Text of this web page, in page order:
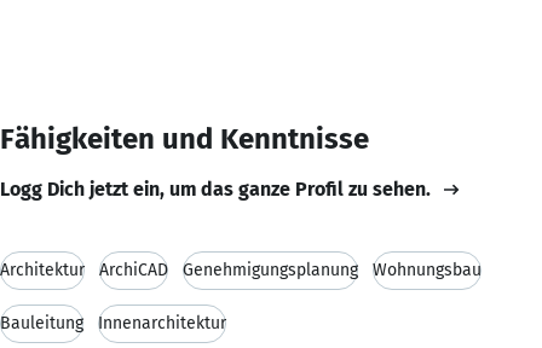
Fähigkeiten und Kenntnisse
Logg Dich jetzt ein, um das ganze Profil zu sehen.
Architektur ArchiCAD Genehmigungsplanung Wohnungsbau
Bauleitung Innenarchitektur